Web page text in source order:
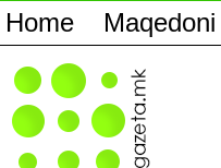
Home Maqedoni